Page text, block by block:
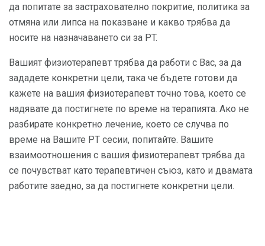
да попитате за застрахователно покритие, политика за
отмяна или липса на показване и какво трябва да
носите на назначаването си за PT.
Вашият физиотерапевт трябва да работи с Вас, за да
зададете конкретни цели, така че бъдете готови да
кажете на вашия физиотерапевт точно това, което се
надявате да постигнете по време на терапията. Ако не
разбирате конкретно лечение, което се случва по
време на Вашите PT сесии, попитайте. Вашите
взаимоотношения с вашия физиотерапевт трябва да
се почувстват като терапевтичен съюз, като и двамата
работите заедно, за да постигнете конкретни цели.